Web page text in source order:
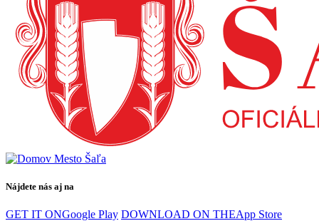
Nájdete nás aj na
GET IT ONGoogle Play DOWNLOAD ON THEApp Store